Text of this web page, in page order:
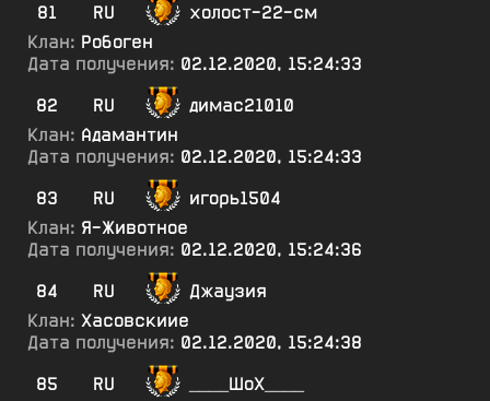
81
RU
холост-22-см
Клан: Робоген
Дата получения: 02.12.2020, 15:24:33
82
RU
димас21010
Клан: Адамантин
Дата получения: 02.12.2020, 15:24:33
83
RU
игорь1504
Клан: Я-Животное
Дата получения: 02.12.2020, 15:24:36
84
RU
Джаузия
Клан: Хасовскиие
Дата получения: 02.12.2020, 15:24:38
85
RU
____ШоХ____